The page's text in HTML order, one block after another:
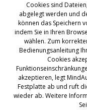
Post
Lasip 6.0
© Icy-Medien GmbH
Cookies sind
abgelegt werden und
können das Speichern
indem Sie in Ihren
wählen. Zum
Bedienungsanleitung
Cookies
akzeptieren, legt
Festplatte ab und ruft
wieder ab. Weitere